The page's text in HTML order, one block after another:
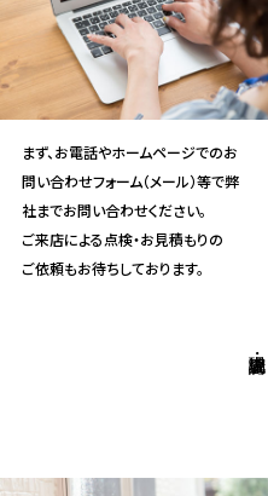
まず、お電話やホームページでのお
問い合わせフォーム（メール）等で弊
社までお問い合わせください。
ご来店による点検・お見積もりの
ご依頼もお待ちしております。